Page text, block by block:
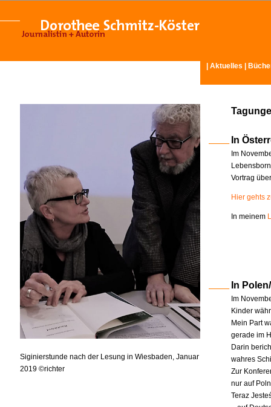
Aktuelles
Siginierstunde nach der Lesung in Wiesbaden, Januar
2019 ©richter
In
Im
Vortrag
Hier gehts
In meinem
In
Im
Kinder
Mein Part
gerade im
Darin
wahres
Zur
nur auf
Teraz